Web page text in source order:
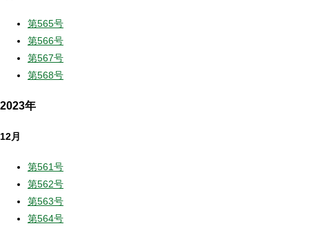
第565号
第566号
第567号
第568号
2023年
12月
第561号
第562号
第563号
第564号